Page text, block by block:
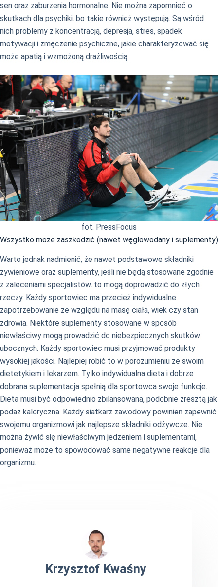
sen oraz zaburzenia hormonalne. Nie można zapomnieć o
skutkach dla psychiki, bo takie również występują. Są wśród
nich problemy z koncentracją, depresja, stres, spadek
motywacji i zmęczenie psychiczne, jakie charakteryzować się
może apatią i wzmożoną drażliwością.
fot. PressFocus
Wszystko może zaszkodzić (nawet węglowodany i suplementy)
Warto jednak nadmienić, że nawet podstawowe składniki
żywieniowe oraz suplementy, jeśli nie będą stosowane zgodnie
z zaleceniami specjalistów, to mogą doprowadzić do złych
rzeczy. Każdy sportowiec ma przecież indywidualne
zapotrzebowanie ze względu na masę ciała, wiek czy stan
zdrowia. Niektóre suplementy stosowane w sposób
niewłaściwy mogą prowadzić do niebezpiecznych skutków
ubocznych. Każdy sportowiec musi przyjmować produkty
wysokiej jakości. Najlepiej robić to w porozumieniu ze swoim
dietetykiem i lekarzem. Tylko indywidualna dieta i dobrze
dobrana suplementacja spełnią dla sportowca swoje funkcje.
Dieta musi być odpowiednio zbilansowana, podobnie zresztą jak
podaż kaloryczna. Każdy siatkarz zawodowy powinien zapewnić
swojemu organizmowi jak najlepsze składniki odżywcze. Nie
można żywić się niewłaściwym jedzeniem i suplementami,
ponieważ może to spowodować same negatywne reakcje dla
organizmu.
Krzysztof Kwaśny